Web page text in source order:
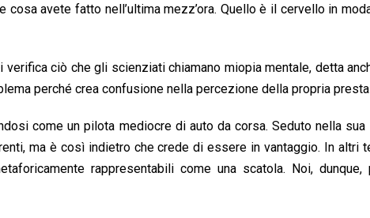
avete fatto nell’ultima mezz’ora. Quello è il cervello in
ciò che gli scienziati chiamano miopia mentale, detta
perché crea confusione nella percezione della propria
come un pilota mediocre di auto da corsa. Seduto nella sua
ma è così indietro che crede di essere in vantaggio. In altri
rappresentabili come una scatola. Noi, dunque,